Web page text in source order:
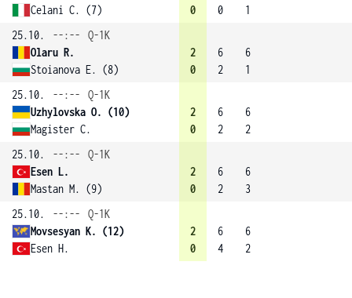
Celani C. (7) 0 0
1
25.10.
--:--
Q-1K
Olaru R.
Stoianova E. (8)
2
0
6
2
6
1
25.10.
--:--
Q-1K
Uzhylovska O. (10)
Magister C.
2
0
6
2
6
2
25.10.
--:--
Q-1K
Esen L.
Mastan M. (9)
2
0
6
2
6
3
25.10.
--:--
Q-1K
Movsesyan K. (12)
Esen H.
2
0
6
4
6
2